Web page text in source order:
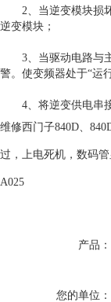
2、当逆变模块损坏
逆变模块；
3、当驱动电路与主
警。使变频器处于“运
4、将逆变供电串接
维修西门子840D、
过，上电死机，数码
A025
产品：
您的单位：